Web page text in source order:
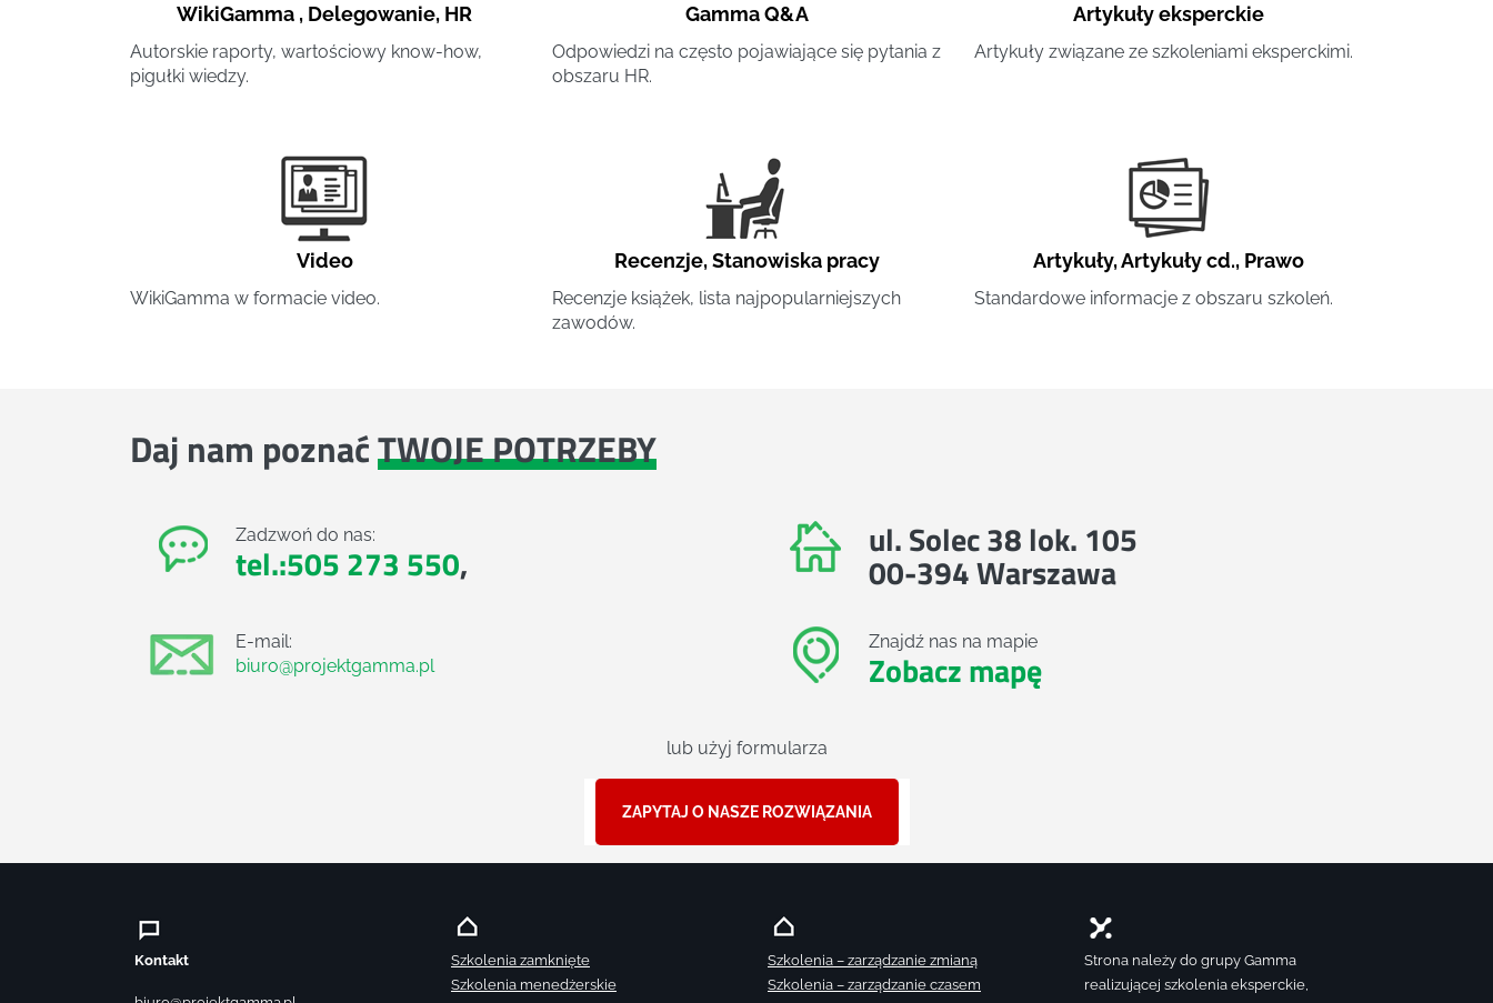
WikiGamma , Delegowanie, HR
Autorskie raporty, wartościowy know-how,
pigułki wiedzy.
Gamma Q&A
Odpowiedzi na często pojawiające się pytania z
obszaru HR.
Artykuły eksperckie
Artykuły związane ze szkoleniami eksperckimi.
Video
WikiGamma w formacie video.
Recenzje,Stanowiska pracy
Recenzje książek, lista najpopularniejszych
zawodów.
Artykuły,Artykuły cd., Prawo
Standardowe informacje z obszaru szkoleń.
Daj nam poznaćTWOJE POTRZEBY
Zadzwoń do nas:
tel.:505 273 550,
E-mail:
biuro@projektgamma.pl
ul. Solec 38 lok. 105
00-394 Warszawa
Znajdź nas na mapie
Zobacz mapę
lub użyj formularza
ZAPYTAJ O NASZE ROZWIĄZANIA
Kontakt
Szkolenia zamknięte
Szkolenia menedżerskie
Szkolenia – zarządzanie zmianą
Szkolenia – zarządzanie czasem
Strona należy do grupy Gamma
realizującej szkolenia eksperckie,